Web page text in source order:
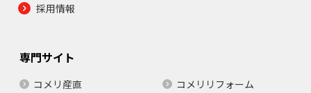
採用情報
専門サイト
コメリ産直
コメリリフォーム